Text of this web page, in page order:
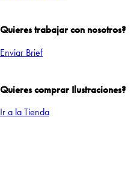
Quieres trabajar con nosotros?
Enviar Brief
Quieres comprar Ilustraciones?
Ir a la Tienda